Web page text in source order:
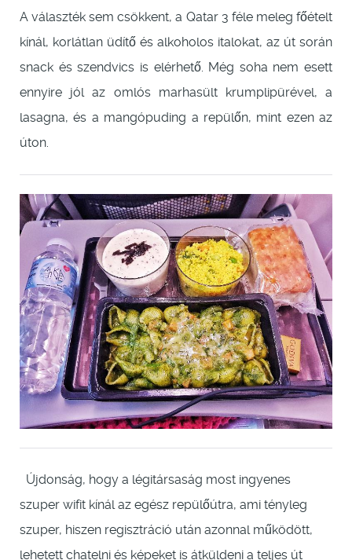
A választék sem csökkent, a Qatar 3 féle meleg főételt
kínál, korlátlan üdítő és alkoholos italokat, az út során
snack és szendvics is elérhető. Még soha nem esett
ennyire jól az omlós marhasült krumplipürével, a
lasagna, és a mangópuding a repülőn, mint ezen az
úton.
Újdonság, hogy a légitársaság most ingyenes
szuper wifit kínál az egész repülőútra, ami tényleg
szuper, hiszen regisztráció után azonnal működött,
lehetett chatelni és képeket is átküldeni a teljes út